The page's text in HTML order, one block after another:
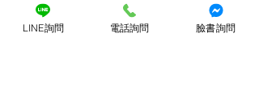
提琴出租
LINE詢問 電話詢問 臉書詢問